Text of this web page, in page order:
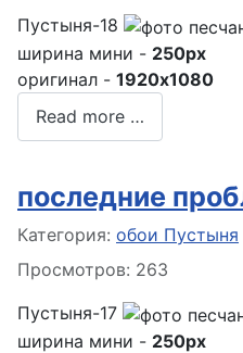
Пустыня-18
ширина мини - 250px
оригинал - 1920x1080
Read more …
последние
Информация о материале
Категория: обои Пустыня
Просмотров: 263
Пустыня-17
ширина мини - 250px